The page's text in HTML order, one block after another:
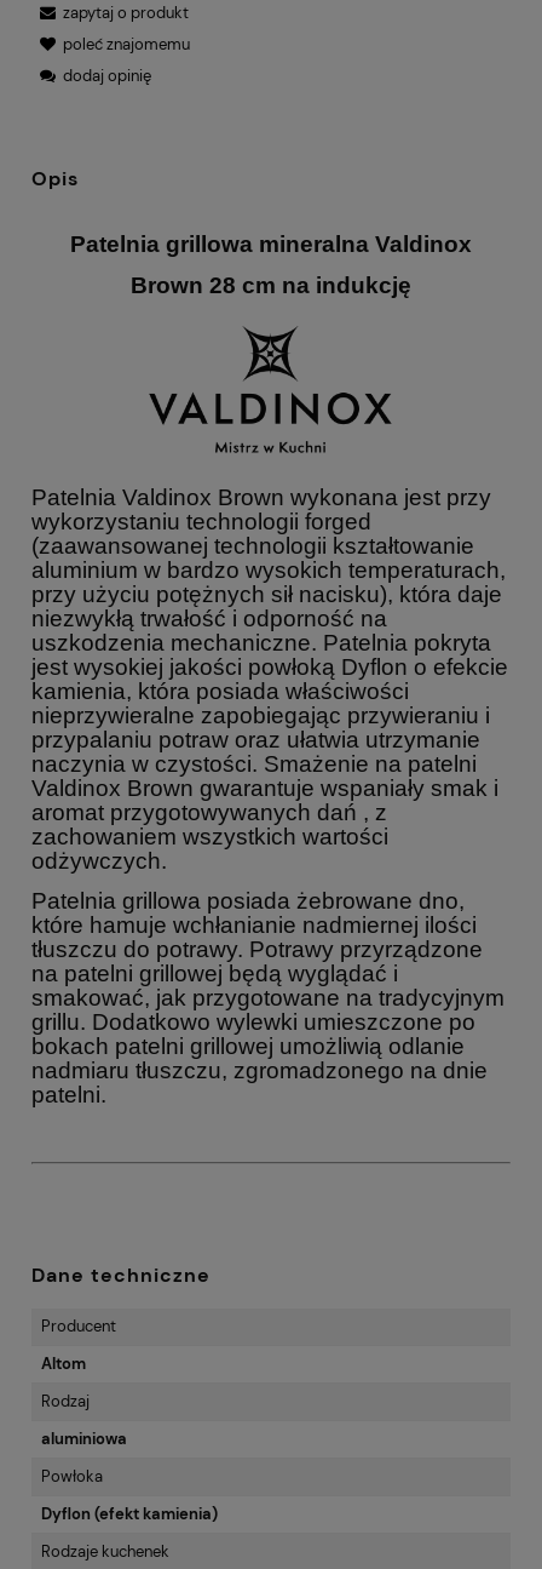
zapytaj o produkt
poleć znajomemu
dodaj opinię
Opis
Patelnia grillowa mineralna Valdinox
Brown 28 cm na indukcję
Patelnia Valdinox Brown wykonana jest przy
wykorzystaniu technologii forged
(zaawansowanej technologii kształtowanie
aluminium w bardzo wysokich temperaturach,
przy użyciu potężnych sił nacisku), która daje
niezwykłą trwałość i odporność na
uszkodzenia mechaniczne. Patelnia pokryta
jest wysokiej jakości powłoką Dyflon o efekcie
kamienia, która posiada właściwości
nieprzywieralne zapobiegając przywieraniu i
przypalaniu potraw oraz ułatwia utrzymanie
naczynia w czystości. Smażenie na patelni
Valdinox Brown gwarantuje wspaniały smak i
aromat przygotowywanych dań , z
zachowaniem wszystkich wartości
odżywczych.
Patelnia grillowa posiada żebrowane dno,
które hamuje wchłanianie nadmiernej ilości
tłuszczu do potrawy. Potrawy przyrządzone
na patelni grillowej będą wyglądać i
smakować, jak przygotowane na tradycyjnym
grillu. Dodatkowo wylewki umieszczone po
bokach patelni grillowej umożliwią odlanie
nadmiaru tłuszczu, zgromadzonego na dnie
patelni.
Dane techniczne
Producent
Altom
Rodzaj
aluminiowa
Powłoka
Dyflon (efekt kamienia)
Rodzaje kuchenek